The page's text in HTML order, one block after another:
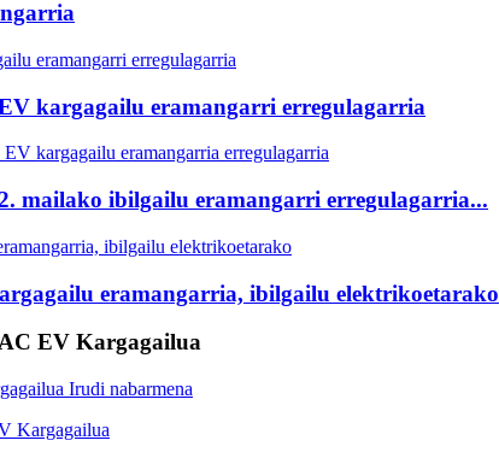
kargagailu eramangarri erregulagarria
mailako ibilgailu eramangarri erregulagarria...
eramangarria, ibilgailu elektrikoetarako
EV Kargagailua